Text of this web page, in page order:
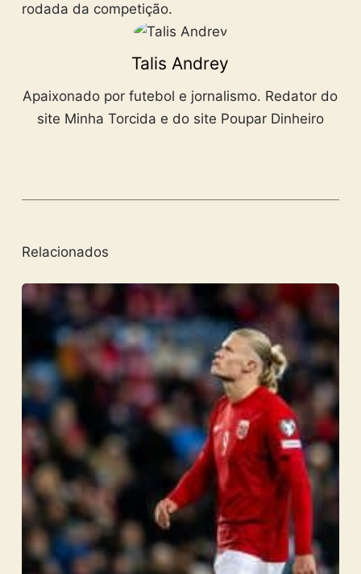
rodada da competição.
Talis Andrey
Apaixonado por futebol e jornalismo. Redator do
site Minha Torcida e do site Poupar Dinheiro
Relacionados